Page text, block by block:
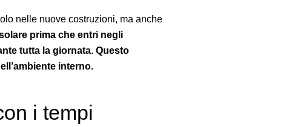
nelle nuove costruzioni, ma anche
prima che entri negli
tutta la giornata. Questo
interno.
i tempi